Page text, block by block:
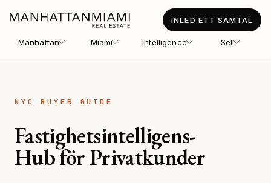
Manhattan Miami Intelligence Sell
INLED ETT SAMTAL
NYC BUYER GUIDE
Fastighetsintelligens-
Hub för Privatkunder